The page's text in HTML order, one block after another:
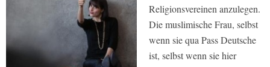
Religionsvereinen anzulegen.
Die muslimische Frau, selbst
wenn sie qua Pass Deutsche
ist, selbst wenn sie hier